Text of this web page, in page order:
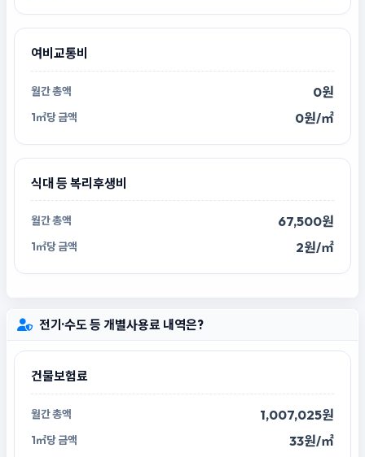
여비교통비
0원
0원/㎡
식대 등 복리후생비
67,500원
2원/㎡
전기·수도 등 개별사용료 내역은?
건물보험료
1,007,025원
33원/㎡